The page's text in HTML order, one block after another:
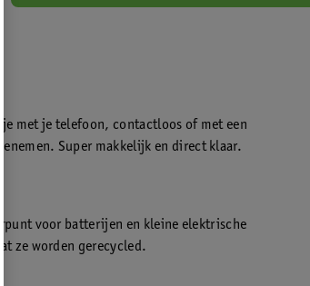
je met je telefoon, contactloos of met een
Super makkelijk en direct klaar.
voor batterijen en kleine elektrische
ze worden gerecycled.